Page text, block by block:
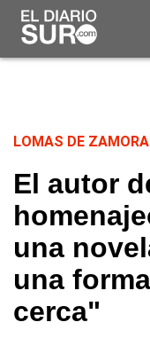
LOMAS DE ZAMORA
El autor
una
una
cerca"